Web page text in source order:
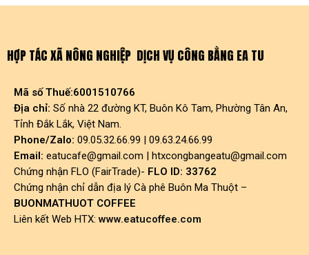
HỢP TÁC XÃ NÔNG NGHIỆP DỊCH VỤ CÔNG BẰNG EA TU
Mã số Thuế:6001510766
Địa chỉ: Số nhà 22 đường KT, Buôn Kô Tam, Phường Tân An,
Tỉnh Đắk Lắk, Việt Nam.
Phone/Zalo: 09.05.32.66.99 | 09.63.24.66.99
Email: eatucafe@gmail.com | htxcongbangeatu@gmail.com
Chứng nhận FLO (FairTrade)- FLO ID: 33762
Chứng nhận chỉ dẫn địa lý Cà phê Buôn Ma Thuột –
BUONMATHUOT COFFEE
Liên kết Web HTX:www.eatucoffee.com